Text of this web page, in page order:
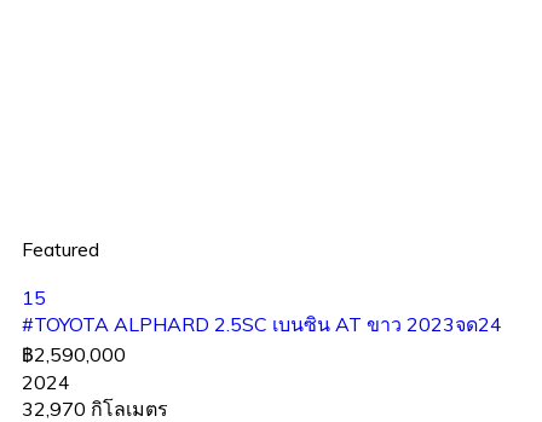
Featured
15
#TOYOTA ALPHARD 2.5SC เบนซิน AT ขาว 2023จด24
฿2,590,000
2024
32,970 กิโลเมตร